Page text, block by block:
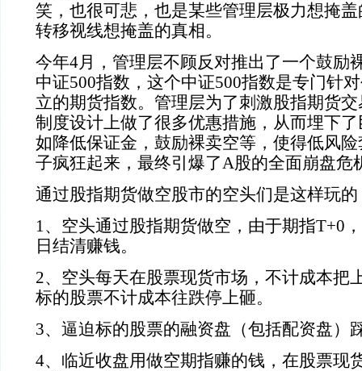
笑，也很可悲，也是某些管理层极力想掩
转移视线想掩盖的真相。
今年4月，管理层不顾反对推出了一个鼓励
中证500指数，这个中证500指数是专门针
立的期货指数。管理层为了刺激股指期货
制度设计上做了很多优惠措施，从而埋下
如降低保证金，鼓励裸卖空等，使得低风
子疯狂起来，最终引爆了 A股的全面崩盘危
通过股指期货做空股市的空头们是这样玩
1 、空头通过股指期货做空，由于期指T+0
日结清赚钱。
2、空头每天在股票现货市场，不计成本把
标的股票不计成本往跌停上砸。
3、逼迫标的股票的融资盘（包括配资盘）
4、临近收盘用做空期指赚的钱，在股票现